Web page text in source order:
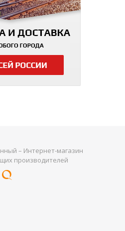
– Интернет-магазин
производителей